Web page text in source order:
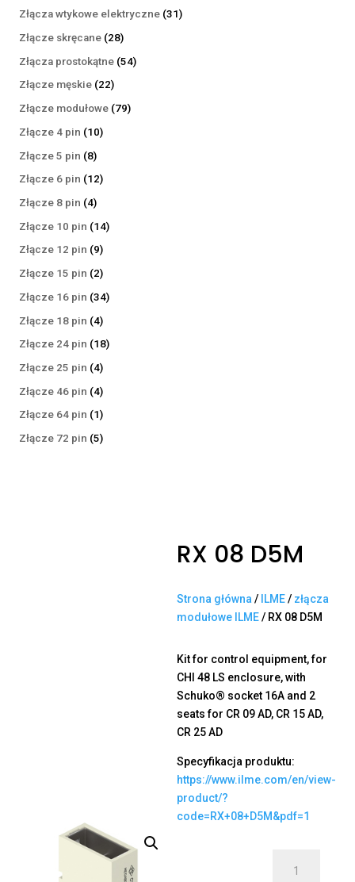
produkty
Złącza wtykowe elektryczne 3131
Złącze skręcane 2828
produktów
Złącza prostokątne 5454
Złącze męskie 2222
produkty
Złącze modułowe 7979
Złącze 4 pin 1010
Złącze 5 pin 88
produktów
Złącze 6 pin 1212
Złącze 8 pin 44
produkty
Złącze 10 pin 1414
Złącze 12 pin 99
produktów
Złącze 15 pin 22
produkty
Złącze 16 pin 3434
Złącze 18 pin 44
produkty
Złącze 24 pin 1818
Złącze 25 pin 44
produkty
Złącze 46 pin 44
produkty
Złącze 64 pin 11
produkt
Złącze 72 pin 55
RX 08 D5M
Strona główna / ILME/ złącza
modułowe ILME/ RX 08 D5M
Kit for control equipment, for
CHI 48 LS enclosure, with
Schuko® socket 16A and 2
seats for CR 09 AD, CR 15 AD,
CR 25 AD
Specyfikacja produktu:
https://www.ilme.com/en/view-
product/?
code=RX+08+D5M&pdf=1